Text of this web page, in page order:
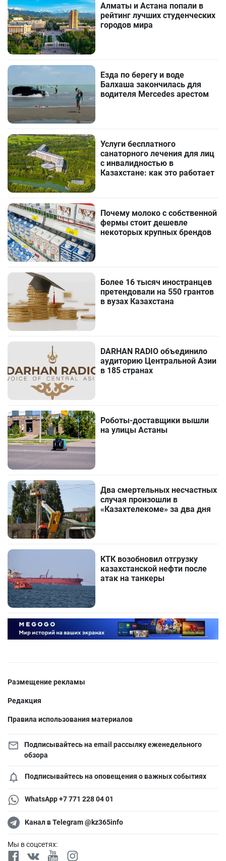
Алматы и Астана попали в
рейтинг лучших студенческих
городов мира
Езда по берегу и воде
Балхаша закончилась для
водителя Mercedes арестом
Услуги бесплатного
санаторного лечения для лиц
с инвалидностью в
Казахстане: как это работает
Почему молоко с собственной
фермы стоит дешевле
некоторых крупных брендов
Более 16 тысяч иностранцев
претендовали на 550 грантов
в вузах Казахстана
DARHAN RADIO объединило
аудиторию Центральной Азии
в 185 странах
Роботы-доставщики вышли
на улицы Астаны
Два смертельных несчастных
случая произошли в
«Казахтелекоме» за два дня
КТК возобновил отгрузку
казахстанской нефти после
атак на танкеры
Размещение рекламы
Редакция
Правила использования материалов
Подписывайтесь на email рассылку еженедельного
обзора
Подписывайтесь на оповещения о важных событиях
WhatsApp +7 771 228 04 01
Канал в Telegram @kz365info
Мы в соцсетях: